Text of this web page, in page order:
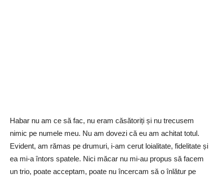
Habar nu am ce să fac, nu eram căsătoriți și nu trecusem
nimic pe numele meu. Nu am dovezi că eu am achitat totul.
Evident, am rămas pe drumuri, i-am cerut loialitate, fidelitate și
ea mi-a întors spatele. Nici măcar nu mi-au propus să facem
un trio, poate acceptam, poate nu încercam să o înlătur pe